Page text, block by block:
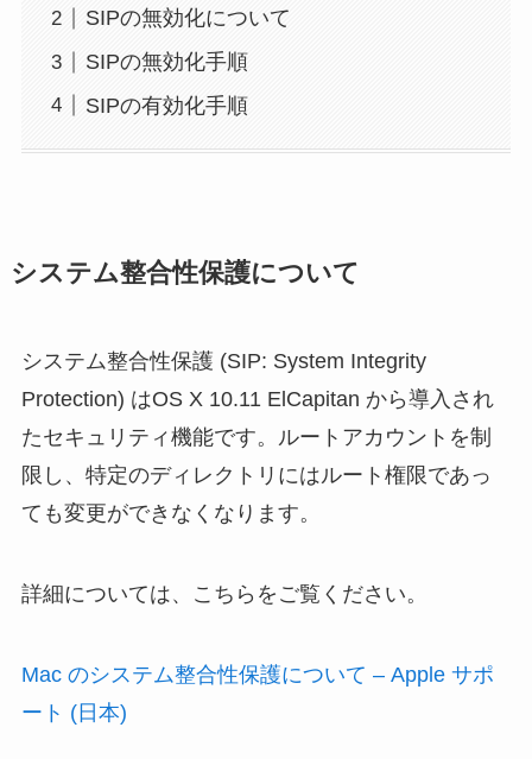
SIPの無効化について
SIPの無効化手順
SIPの有効化手順
システム整合性保護について
システム整合性保護 (SIP: System Integrity
Protection) はOS X 10.11 ElCapitan から導入され
たセキュリティ機能です。ルートアカウントを制
限し、特定のディレクトリにはルート権限であっ
ても変更ができなくなります。
詳細については、こちらをご覧ください。
Mac のシステム整合性保護について – Apple サポ
ート (日本)